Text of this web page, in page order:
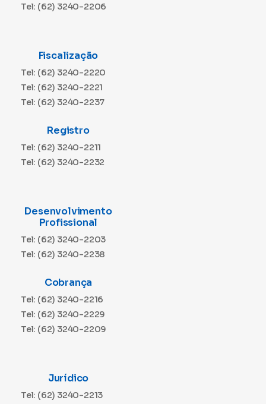
Tel: (62) 3240-2206
Fiscalização
Tel: (62) 3240-2220
Tel: (62) 3240-2221
Tel: (62) 3240-2237
Registro
Tel: (62) 3240-2211
Tel: (62) 3240-2232
Desenvolvimento
Profissional
Tel: (62) 3240-2203
Tel: (62) 3240-2238
Cobrança
Tel: (62) 3240-2216
Tel: (62) 3240-2229
Tel: (62) 3240-2209
Jurídico
Tel: (62) 3240-2213